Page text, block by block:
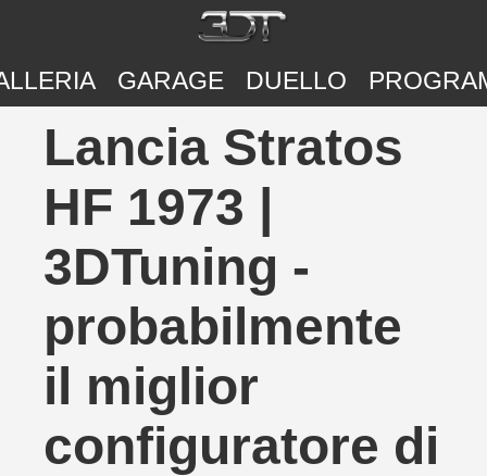
GARAGE DUELLO
Lancia Stratos
HF 1973 |
3DTuning -
probabilmente
il miglior
configuratore di